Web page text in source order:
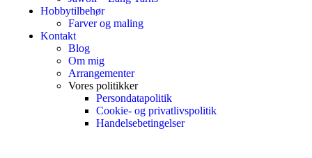
Hobbytilbehør
Farver og maling
Kontakt
Blog
Om mig
Arrangementer
Vores politikker
Persondatapolitik
Cookie- og privatlivspolitik
Handelsebetingelser